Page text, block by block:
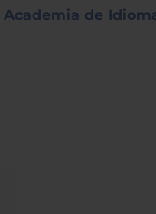
Academia de